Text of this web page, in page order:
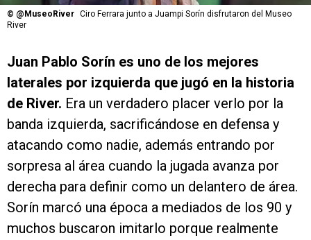
© @MuseoRiver Ciro Ferrara junto a Juampi Sorín disfrutaron del Museo
River
Juan Pablo Sorín es uno de los mejores
laterales por izquierda que jugó en la historia
de River. Era un verdadero placer verlo por la
banda izquierda, sacrificándose en defensa y
atacando como nadie, además entrando por
sorpresa al área cuando la jugada avanza por
derecha para definir como un delantero de área.
Sorín marcó una época a mediados de los 90 y
muchos buscaron imitarlo porque realmente